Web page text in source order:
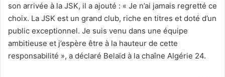
son arrivée à la JSK, il a ajouté : « Je n’ai jamais regretté ce
choix. La JSK est un grand club, riche en titres et doté d’un
public exceptionnel. Je suis venu dans une équipe
ambitieuse et j’espère être à la hauteur de cette
responsabilité », a déclaré Belaïd à la chaîne Algérie 24.